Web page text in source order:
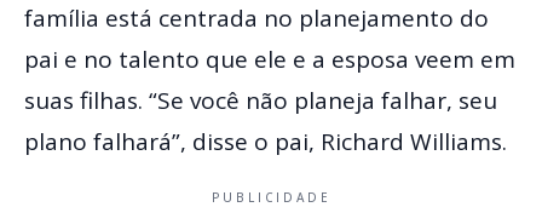
família está centrada no planejamento do
pai e no talento que ele e a esposa veem em
suas filhas. “Se você não planeja falhar, seu
plano falhará”, disse o pai, Richard Williams.
PUBLICIDADE